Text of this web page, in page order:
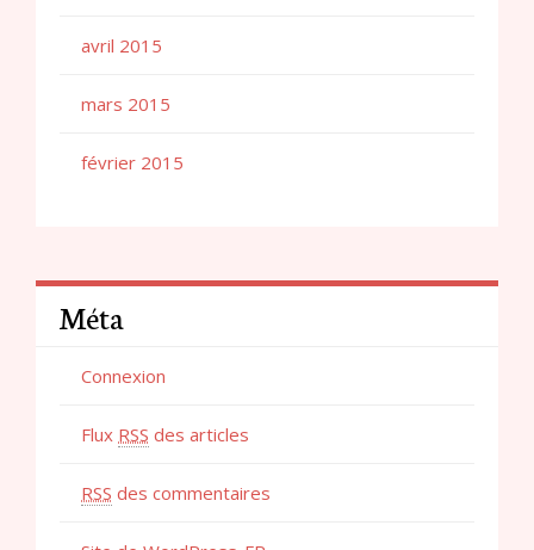
avril 2015
mars 2015
février 2015
Méta
Connexion
Flux RSS des articles
RSS des commentaires